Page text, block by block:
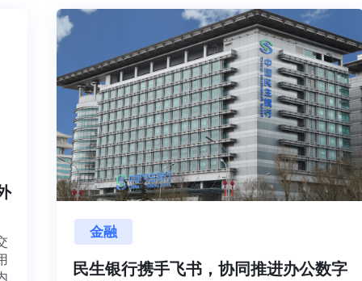
交
用
内
金融
民生银行携手飞书，协同推进办公数字